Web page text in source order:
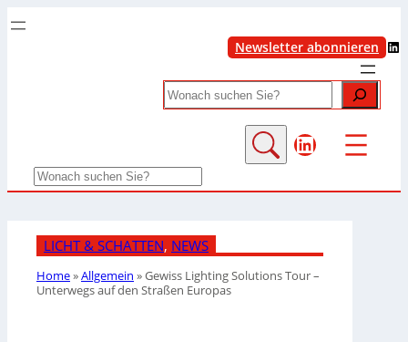
Newsletter abonnieren LinkedIn
Search
LinkedIn
Search
LICHT & SCHATTEN, NEWS
Home»Allgemein »Gewiss Lighting Solutions Tour –
Unterwegs auf den Straßen Europas